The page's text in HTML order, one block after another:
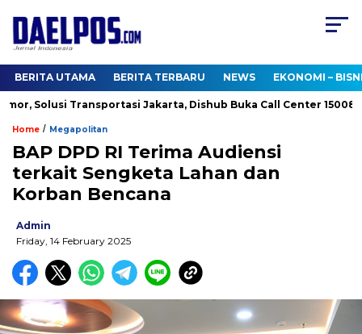
BERITA UTAMA BERITA TERBARU NEWS EKONOMI –
Solusi Transportasi Jakarta, Dishub Buka Call Center 1500813
Home / Megapolitan
BAP DPD RI Terima Audiensi
terkait Sengketa Lahan dan
Korban Bencana
Admin
Friday, 14 February 2025